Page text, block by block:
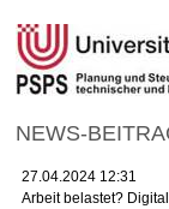
NEWS-
27.04.2024 12:31
Arbeit belastet?